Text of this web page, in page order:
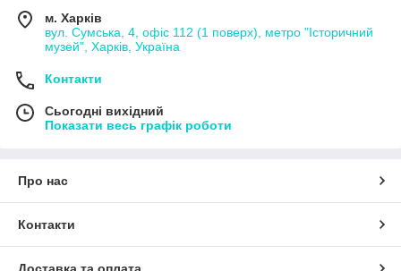
м. Харків
вул. Сумська, 4, офіс 112 (1 поверх), метро "Історичний
музей", Харків, Україна
Контакти
Сьогодні вихідний
Показати весь графік роботи
Про нас
Контакти